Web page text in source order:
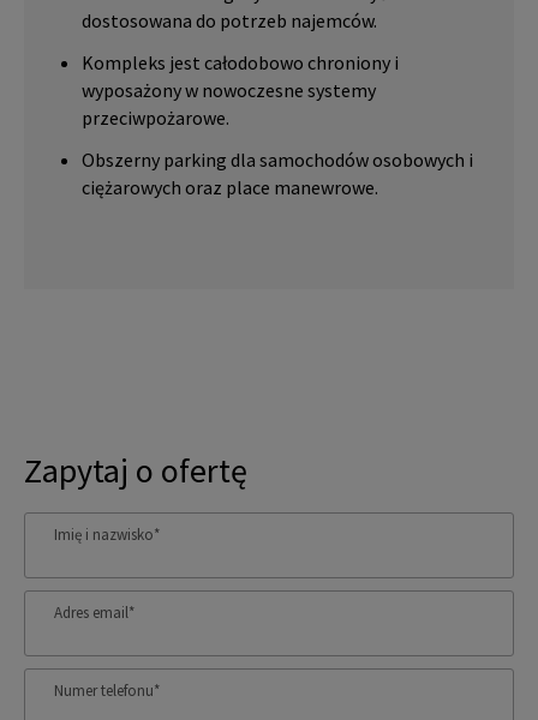
dostosowana do potrzeb najemców.
Kompleks jest całodobowo chroniony i
wyposażony w nowoczesne systemy
przeciwpożarowe.
Obszerny parking dla samochodów osobowych i
ciężarowych oraz place manewrowe.
Zapytaj o ofertę
Imię i nazwisko*
Adres email*
Numer telefonu*